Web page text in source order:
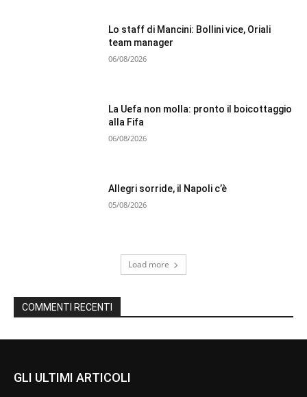
Lo staff di Mancini: Bollini vice, Oriali
team manager
06/08/2026
La Uefa non molla: pronto il boicottaggio
alla Fifa
06/08/2026
Allegri sorride, il Napoli c’è
05/08/2026
Load more
COMMENTI RECENTI
GLI ULTIMI ARTICOLI